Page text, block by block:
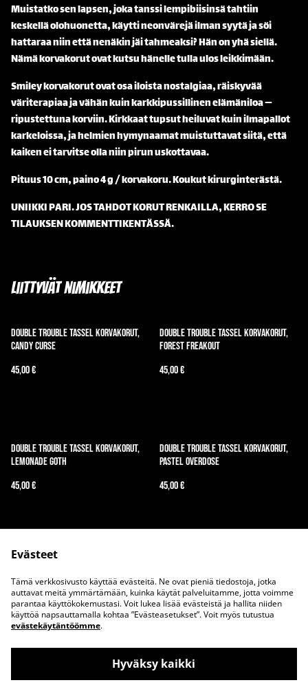
Muistatko sen lapsen, joka tanssi lempibiisinsä tahtiin
keskellä olohuonetta, käytti neonvärejä ilman syytä ja söi
hattaraa niin että nenäkin jäi tahmeaksi? Hän on yhä siellä.
Nämä korvakorut ovat kutsu hänelle tulla ulos leikkimään.
Smiley korvakorut ovat osa iloista nostalgiaa, räiskyvää
väriterapiaa ja vähän kuin karkkipussillinen elämäniloa —
ripustettuna korviin. Kirkkaat tupsut heiluvat kuin ilmapallot
karkeloissa, ja helmien hymynaamat muistuttavat siitä, että
kaiken ei tarvitse olla niin pirun uskottavaa.
Pituus 10 cm, paino 4 g / korvakoru. Koukut kirurginterästä.
UNIIKKI PARI. JOS TAHDOT KORUT RENKAILLA, KERRO SE
TILAUKSEN KOMMENTTIKENTÄSSÄ.
Liittyvät nimikkeet
Double trouble tassel korvakorut,
candy curse
45,00 €
Double Trouble Tassel korvakorut,
Forest Freakout
45,00 €
Double trouble tassel korvakorut,
lemonade goth
45,00 €
Double trouble tassel korvakorut,
pastel overdose
45,00 €
Ota meihin yhteyttä
Juridiset ehdot
Tietosuojakäytäntö
Evästeet
Tämä verkkosivusto käyttää evästeitä. Ne ovat pieniä tiedostoja, jotka
auttavat meitä ymmärtämään, kuinka käytät palveluitamme, jotta voimme
parantaa käyttökokemustasi. Voit lukea lisää evästeistä ja hallita niiden
käyttöä napsauttamalla kohtaa ”Evästeasetukset”. Voit myös tutustua
evästekäytäntöömme.
Hyväksy kaikki